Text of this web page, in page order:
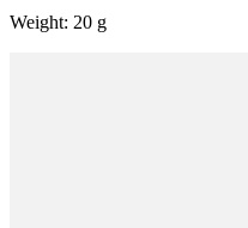
Weight: 20 g